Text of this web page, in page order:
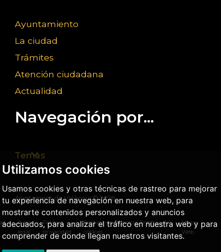
Utilizamos cookies
Usamos cookies y otras técnicas de rastreo para mejorar
tu experiencia de navegación en nuestra web, para
mostrarte contenidos personalizados y anuncios
adecuados, para analizar el tráfico en nuestra web y para
comprender de donde llegan nuestros visitantes.
Ayuntamiento
La ciudad
Trámites
Atención ciudadana
Actualidad
Navegación por...
Temas
Ajuntament de València ©2026
Aviso
legal
Política
privacidad
Política de
cookies
Agencia Antifraude
Mapa
Web